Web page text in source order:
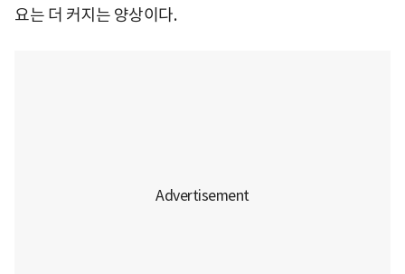
요는 더 커지는 양상이다.